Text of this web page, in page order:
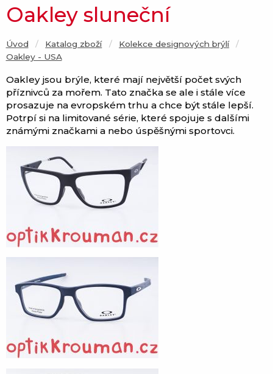
Oakley sluneční
Úvod Katalog zboží
Kolekce designových brýlí
Current:
Oakley - USA
Oakley jsou brýle, které mají největší počet svých
příznivců za mořem. Tato značka se ale i stále více
prosazuje na evropském trhu a chce být stále lepší.
Potrpí si na limitované série, které spojuje s dalšími
známými značkami a nebo úspěšnými sportovci.